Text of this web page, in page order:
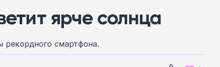
ярче солнца
смартфона.